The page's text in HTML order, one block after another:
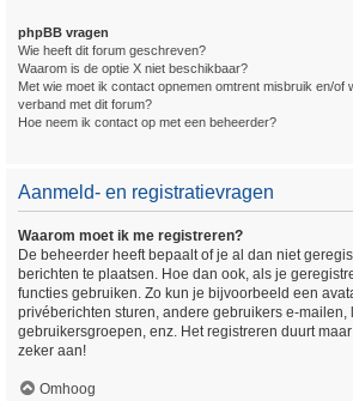
phpBB vragen
Wie heeft dit forum geschreven?
Waarom is de optie X niet beschikbaar?
Met wie moet ik contact opnemen omtrent misbruik en/of
verband met dit forum?
Hoe neem ik contact op met een beheerder?
Aanmeld- en registratievragen
Waarom moet ik me registreren?
De beheerder heeft bepaalt of je al dan niet
berichten te plaatsen. Hoe dan ook, als je
functies gebruiken. Zo kun je bijvoorbeeld een
privéberichten sturen, andere gebruikers e-mailen,
gebruikersgroepen, enz. Het registreren duurt
zeker aan!
Omhoog